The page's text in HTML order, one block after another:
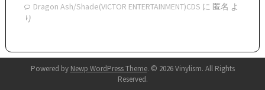
Dragon Ash/Shade(VICTOR ENTERTAINMENT)CDS に 匿名 よ
り
Powered by Newp WordPress Theme. © 2026 Vinylism. All Rights
Reserved.